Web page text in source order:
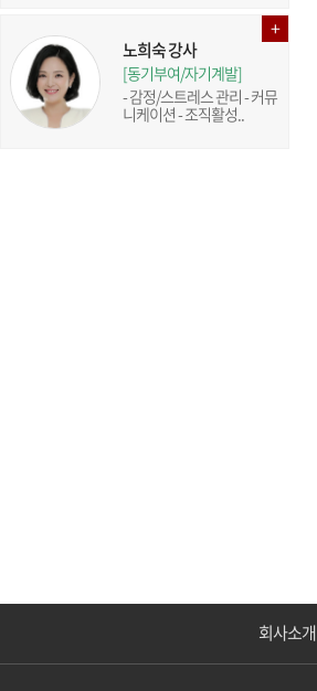
노희숙 강사
[동기부여/자기계발]
- 감정/스트레스 관리 - 커뮤
니케이션 - 조직활성..
회사소개